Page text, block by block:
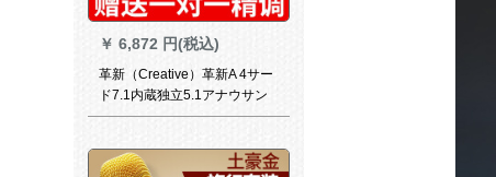
￥ 6,872 円(税込)
革新（Creative）革新A 4サー
ド7.1内蔵独立5.1アナウサン
シーザーカラッケジット录音
ード+K 600セト